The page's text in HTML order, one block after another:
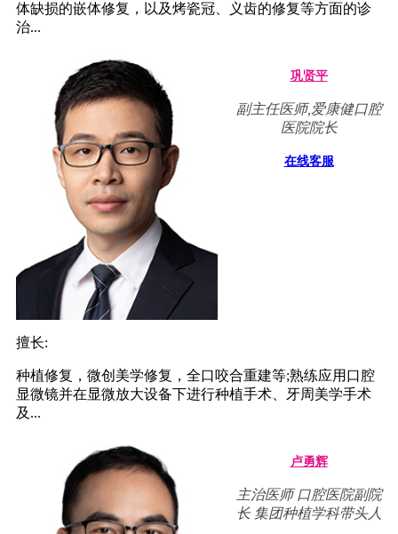
体缺损的嵌体修复，以及烤瓷冠、义齿的修复等方面的诊
治...
巩贤平
副主任医师,爱康健口腔
医院院长
在线客服
擅长:
种植修复，微创美学修复，全口咬合重建等;熟练应用口腔
显微镜并在显微放大设备下进行种植手术、牙周美学手术
及...
卢勇辉
主治医师 口腔医院副院
长 集团种植学科带头人